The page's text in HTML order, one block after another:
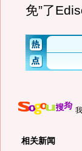
免”了
相关新闻